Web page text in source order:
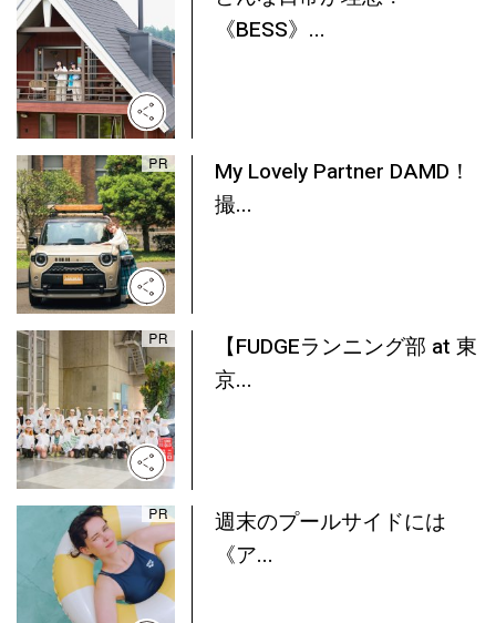
《BESS》...
My Lovely Partner DAMD！
撮...
【FUDGEランニング部 at 東
京...
週末のプールサイドには
《ア...